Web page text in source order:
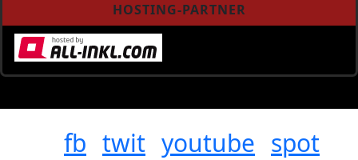
HOSTING-PARTNER
fb twit youtube spot